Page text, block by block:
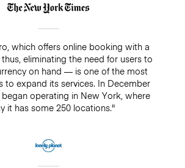
which offers online booking with a
eliminating the need for users to
on hand — is one of the most
to expand its services. In December
operating in New York, where
it has some 250 locations."